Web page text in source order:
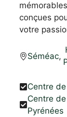
conçues
votre
Séméac,
Centre
Centre
Pyrénées